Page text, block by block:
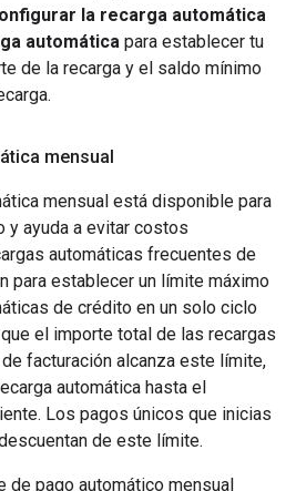
la recarga automática
automática para establecer tu
de la recarga y el saldo mínimo
mensual
mensual está disponible para
y ayuda a evitar costos
automáticas frecuentes de
para establecer un límite máximo
de crédito en un solo ciclo
el importe total de las recargas
facturación alcanza este límite,
automática hasta el
Los pagos únicos que inicias
de este límite.
de pago automático mensual